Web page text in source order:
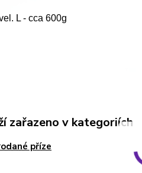
L - cca 600g
zařazeno v kategoriích
příze